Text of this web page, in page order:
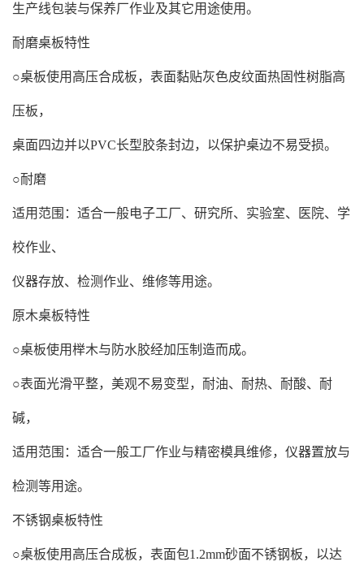
生产线包装与保养厂作业及其它用途使用。
耐磨桌板特性
○桌板使用高压合成板，表面黏贴灰色皮纹面热固性树脂高
压板，
桌面四边并以PVC长型胶条封边，以保护桌边不易受损。
○耐磨
适用范围：适合一般电子工厂、研究所、实验室、医院、学
校作业、
仪器存放、检测作业、维修等用途。
原木桌板特性
○桌板使用榉木与防水胶经加压制造而成。
○表面光滑平整，美观不易变型，耐油、耐热、耐酸、耐
碱，
适用范围：适合一般工厂作业与精密模具维修，仪器置放与
检测等用途。
不锈钢桌板特性
○桌板使用高压合成板，表面包1.2mm砂面不锈钢板，以达